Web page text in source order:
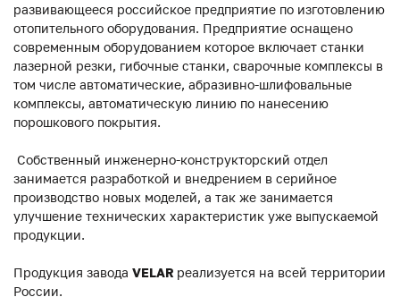
развивающееся российское предприятие по изготовлению
отопительного оборудования. Предприятие оснащено
современным оборудованием которое включает станки
лазерной резки, гибочные станки, сварочные комплексы в
том числе автоматические, абразивно-шлифовальные
комплексы, автоматическую линию по нанесению
порошкового покрытия.
Собственный инженерно-конструкторский отдел
занимается разработкой и внедрением в серийное
производство новых моделей, а так же занимается
улучшение технических характеристик уже выпускаемой
продукции.
Продукция завода VELAR реализуется на всей территории
России.